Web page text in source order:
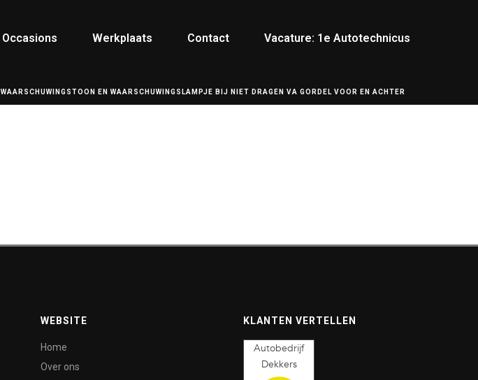
Occasions Werkplaats Contact Vacature: 1e Autotechnicus
WAARSCHUWINGSTOON EN WAARSCHUWINGSLAMPJE BIJ NIET DRAGEN VA GORDEL VOOR EN ACHTER
WEBSITE
Home
Over ons
KLANTEN VERTELLEN
Autobedrijf
Dekkers